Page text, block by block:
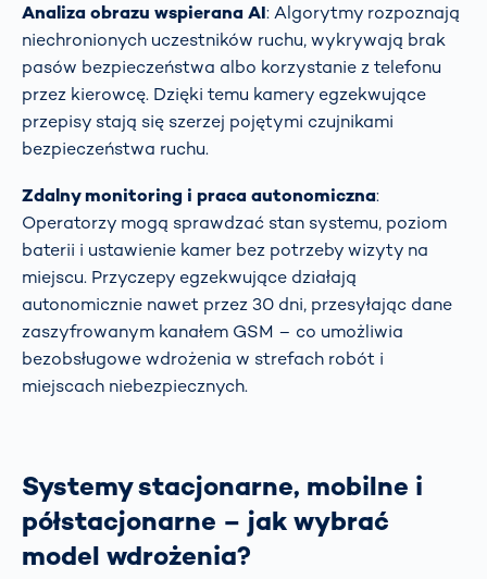
Analiza obrazu wspierana AI: Algorytmy rozpoznają
niechronionych uczestników ruchu, wykrywają brak
pasów bezpieczeństwa albo korzystanie z telefonu
przez kierowcę. Dzięki temu kamery egzekwujące
przepisy stają się szerzej pojętymi czujnikami
bezpieczeństwa ruchu.
Zdalny monitoring i praca autonomiczna:
Operatorzy mogą sprawdzać stan systemu, poziom
baterii i ustawienie kamer bez potrzeby wizyty na
miejscu. Przyczepy egzekwujące działają
autonomicznie nawet przez 30 dni, przesyłając dane
zaszyfrowanym kanałem GSM – co umożliwia
bezobsługowe wdrożenia w strefach robót i
miejscach niebezpiecznych.
Systemy stacjonarne, mobilne i
półstacjonarne – jak wybrać
model wdrożenia?